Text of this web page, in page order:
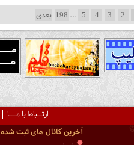
2
3
4
5
...
198 بعدی
ارتــباط با مـــا
آخرین کانال های ثبت شده